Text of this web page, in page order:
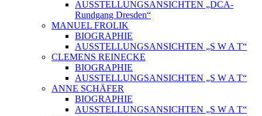
AUSSTELLUNGSANSICHTEN „DCA-
Rundgang Dresden“
MANUEL FROLIK
BIOGRAPHIE
AUSSTELLUNGSANSICHTEN „S W A T“
CLEMENS REINECKE
BIOGRAPHIE
AUSSTELLUNGSANSICHTEN „S W A T“
ANNE SCHÄFER
BIOGRAPHIE
AUSSTELLUNGSANSICHTEN „S W A T“